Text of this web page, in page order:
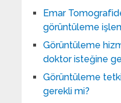
Emar
görüntüleme
Görüntüleme
doktor isteğine
Görüntüleme
gerekli mi?